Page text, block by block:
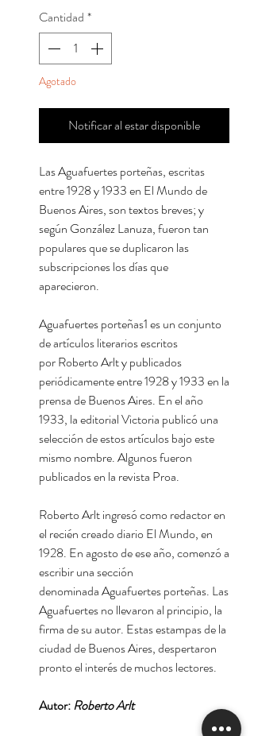
Cantidad *
Agotado
Notificar al estar disponible
Las Aguafuertes porteñas, escritas
entre 1928 y 1933 en El Mundo de
Buenos Aires, son textos breves; y
según González Lanuza, fueron tan
populares que se duplicaron las
subscripciones los días que
aparecieron.
Aguafuertes porteñas1​ es un conjunto
de artículos literarios escritos
por Roberto Arlt y publicados
periódicamente entre 1928 y 1933 en la
prensa de Buenos Aires. En el año
1933, la editorial Victoria publicó una
selección de estos artículos bajo este
mismo nombre. ​Algunos fueron
publicados en la revista Proa.
Roberto Arlt ingresó como redactor en
el recién creado diario El Mundo, en
1928. En agosto de ese año, comenzó a
escribir una sección
denominada Aguafuertes porteñas. Las
Aguafuertes no llevaron al principio, la
firma de su autor. Estas estampas de la
ciudad de Buenos Aires, despertaron
pronto el interés de muchos lectores.
Autor:Roberto Arlt